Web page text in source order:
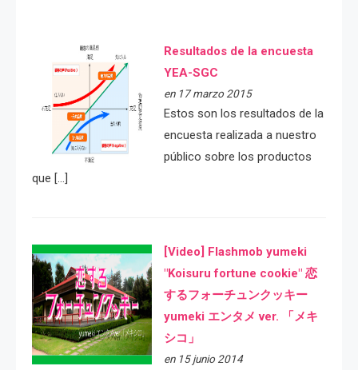
Resultados de la encuesta
YEA-SGC
en 17 marzo 2015
Estos son los resultados de la
encuesta realizada a nuestro
público sobre los productos
que […]
[Video] Flashmob yumeki
"Koisuru fortune cookie" 恋
するフォーチュンクッキー
yumeki エンタメ ver. 「メキ
シコ」
en 15 junio 2014